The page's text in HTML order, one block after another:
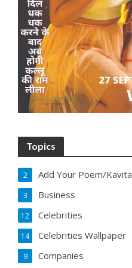
Topics
Add Your Poem/Kavita
2
Business
3
Celebrities
12
Celebrities Wallpaper
14
Companies
9